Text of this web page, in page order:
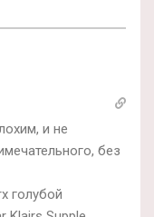
и не
без
голубой